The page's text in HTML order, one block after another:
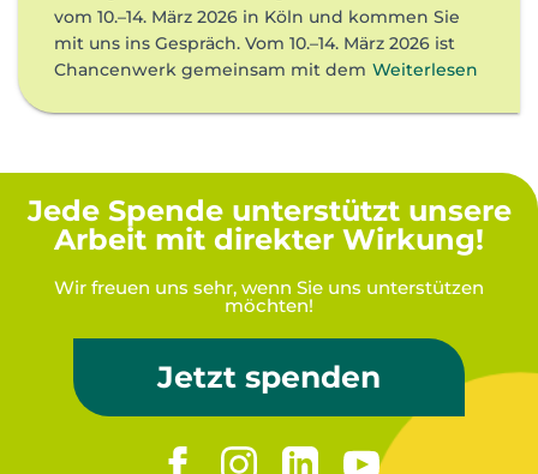
vom 10.–14. März 2026 in Köln und kommen Sie
mit uns ins Gespräch. Vom 10.–14. März 2026 ist
Chancenwerk gemeinsam mit dem Weiterlesen
Jede Spende unterstützt unsere
Arbeit mit direkter Wirkung!
Wir freuen uns sehr, wenn Sie uns unterstützen
möchten!
Jetzt spenden